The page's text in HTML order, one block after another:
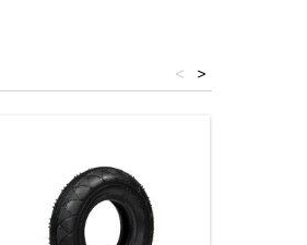
>
<